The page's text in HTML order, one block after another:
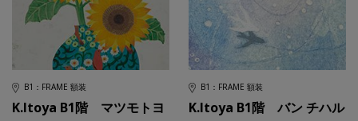
B1：FRAME 額装
K.Itoya B1階 マツモトヨ
B1：FRAME 額装
K.Itoya B1階 バン チハル